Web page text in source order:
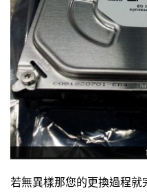
若無異樣那您的更換過程就